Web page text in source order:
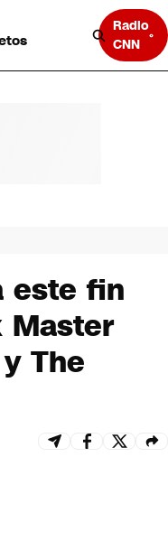
Radio
CNN
este fin
Master
The